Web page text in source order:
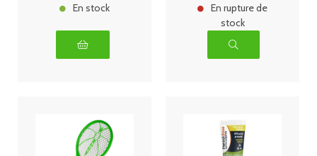
En stock
En rupture de
stock